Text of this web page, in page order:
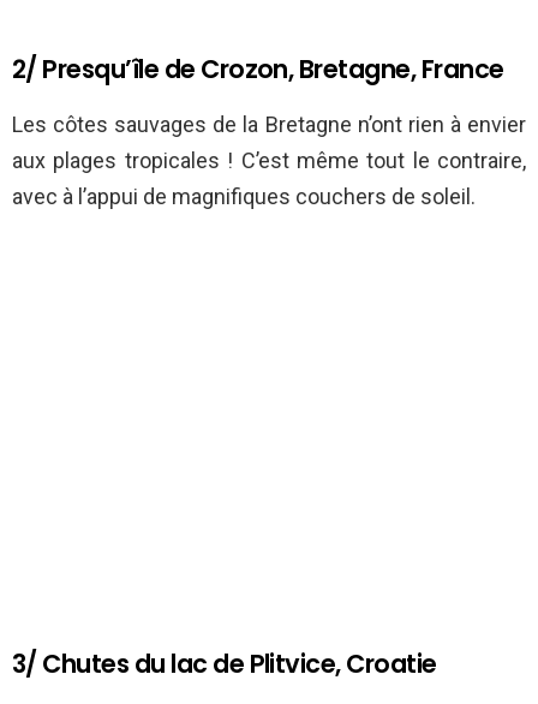
2/ Presqu’île de Crozon, Bretagne, France
Les côtes sauvages de la Bretagne n’ont rien à envier
aux plages tropicales ! C’est même tout le contraire,
avec à l’appui de magnifiques couchers de soleil.
3/ Chutes du lac de Plitvice, Croatie